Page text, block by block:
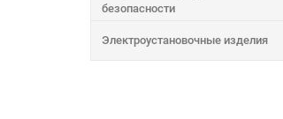
безопасности
Электроустановочные изделия